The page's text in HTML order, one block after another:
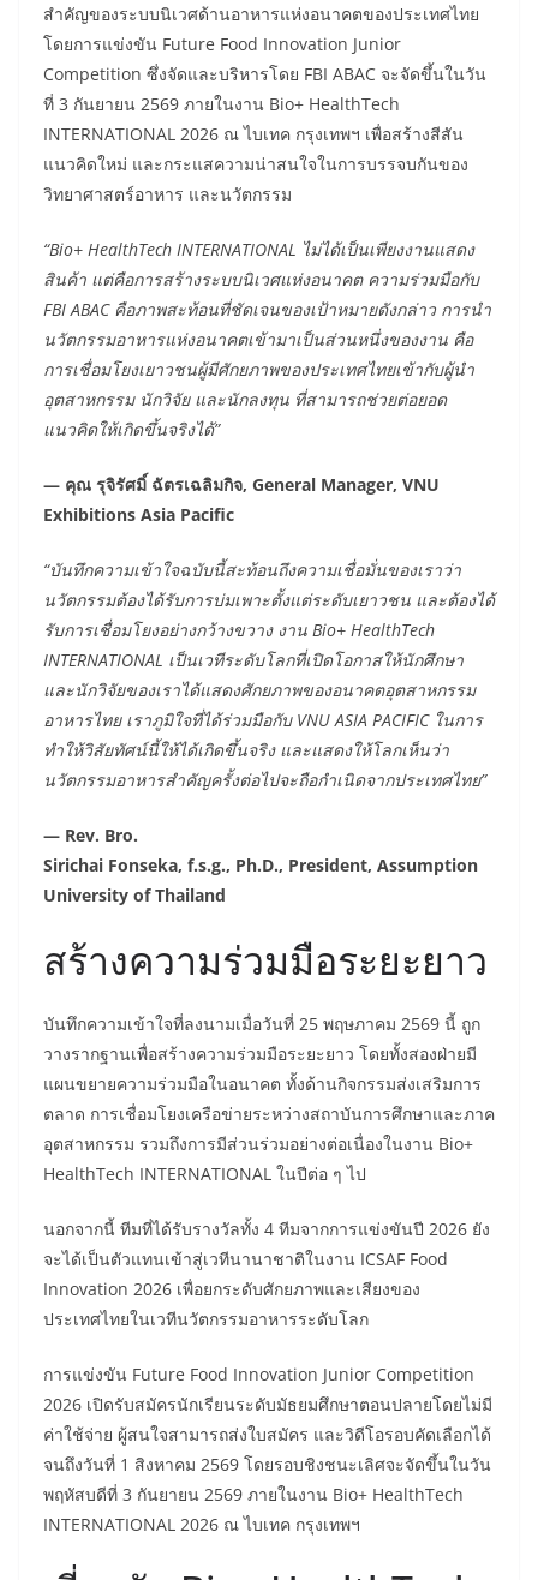
สำคัญของระบบนิเวศด้านอาหารแห่งอนาคตของประเทศไทย
โดยการแข่งขัน Future Food Innovation Junior
Competition ซึ่งจัดและบริหารโดย FBI ABAC จะจัดขึ้นในวัน
ที่ 3 กันยายน 2569 ภายในงาน Bio+ HealthTech
INTERNATIONAL 2026 ณ ไบเทค กรุงเทพฯ เพื่อสร้างสีสัน
แนวคิดใหม่ และกระแสความน่าสนใจในการบรรจบกันของ
วิทยาศาสตร์อาหาร และนวัตกรรม
“Bio+ HealthTech INTERNATIONAL ไม่ได้เป็นเพียงงานแสดง
สินค้า แต่คือการสร้างระบบนิเวศแห่งอนาคต ความร่วมมือกับ
FBI ABAC คือภาพสะท้อนที่ชัดเจนของเป้าหมายดังกล่าว การนำ
นวัตกรรมอาหารแห่งอนาคตเข้ามาเป็นส่วนหนึ่งของงาน คือ
การเชื่อมโยงเยาวชนผู้มีศักยภาพของประเทศไทยเข้ากับผู้นำ
อุตสาหกรรม นักวิจัย และนักลงทุน ที่สามารถช่วยต่อยอด
แนวคิดให้เกิดขึ้นจริงได้”
— คุณ รุจิรัศมิ์ ฉัตรเฉลิมกิจ, General Manager, VNU
Exhibitions Asia Pacific
“บันทึกความเข้าใจฉบับนี้สะท้อนถึงความเชื่อมั่นของเราว่า
นวัตกรรมต้องได้รับการบ่มเพาะตั้งแต่ระดับเยาวชน และต้องได้
รับการเชื่อมโยงอย่างกว้างขวาง งาน Bio+ HealthTech
INTERNATIONAL เป็นเวทีระดับโลกที่เปิดโอกาสให้นักศึกษา
และนักวิจัยของเราได้แสดงศักยภาพของอนาคตอุตสาหกรรม
อาหารไทย เราภูมิใจที่ได้ร่วมมือกับ VNU ASIA PACIFIC ในการ
ทำให้วิสัยทัศน์นี้ให้ได้เกิดขึ้นจริง และแสดงให้โลกเห็นว่า
นวัตกรรมอาหารสำคัญครั้งต่อไปจะถือกำเนิดจากประเทศไทย”
— Rev. Bro.
Sirichai Fonseka, f.s.g., Ph.D., President, Assumption
University of Thailand
สร้างความร่วมมือระยะยาว
บันทึกความเข้าใจที่ลงนามเมื่อวันที่ 25 พฤษภาคม 2569 นี้ ถูก
วางรากฐานเพื่อสร้างความร่วมมือระยะยาว โดยทั้งสองฝ่ายมี
แผนขยายความร่วมมือในอนาคต ทั้งด้านกิจกรรมส่งเสริมการ
ตลาด การเชื่อมโยงเครือข่ายระหว่างสถาบันการศึกษาและภาค
อุตสาหกรรม รวมถึงการมีส่วนร่วมอย่างต่อเนื่องในงาน Bio+
HealthTech INTERNATIONAL ในปีต่อ ๆ ไป
นอกจากนี้ ทีมที่ได้รับรางวัลทั้ง 4 ทีมจากการแข่งขันปี 2026 ยัง
จะได้เป็นตัวแทนเข้าสู่เวทีนานาชาติในงาน ICSAF Food
Innovation 2026 เพื่อยกระดับศักยภาพและเสียงของ
ประเทศไทยในเวทีนวัตกรรมอาหารระดับโลก
การแข่งขัน Future Food Innovation Junior Competition
2026 เปิดรับสมัครนักเรียนระดับมัธยมศึกษาตอนปลายโดยไม่มี
ค่าใช้จ่าย ผู้สนใจสามารถส่งใบสมัคร และวิดีโอรอบคัดเลือกได้
จนถึงวันที่ 1 สิงหาคม 2569 โดยรอบชิงชนะเลิศจะจัดขึ้นในวัน
พฤหัสบดีที่ 3 กันยายน 2569 ภายในงาน Bio+ HealthTech
INTERNATIONAL 2026 ณ ไบเทค กรุงเทพฯ